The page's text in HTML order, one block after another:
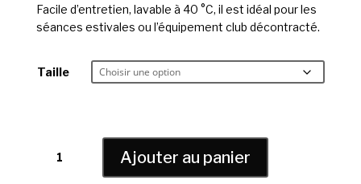
Facile d’entretien, lavable à 40 °C, il est idéal pour les
séances estivales ou l’équipement club décontracté.
Taille
Ajouter au panier